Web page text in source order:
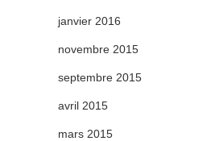
janvier 2016
novembre 2015
septembre 2015
avril 2015
mars 2015